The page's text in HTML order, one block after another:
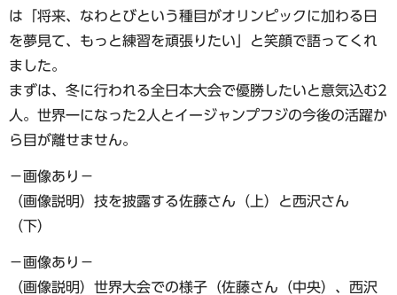
は「将来、なわとびという種目がオリンピックに加わる日
を夢見て、もっと練習を頑張りたい」と笑顔で語ってくれ
ました。
まずは、冬に行われる全日本大会で優勝したいと意気込む2
人。世界一になった2人とイージャンプフジの今後の活躍か
ら目が離せません。
−画像あり−
（画像説明）技を披露する佐藤さん（上）と西沢さん
（下）
−画像あり−
（画像説明）世界大会での様子（佐藤さん（中央）、西沢